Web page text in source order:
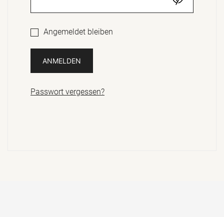
Angemeldet bleiben
ANMELDEN
Passwort vergessen?